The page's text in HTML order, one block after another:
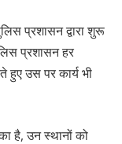
प्रशासन द्वारा शुरू
प्रशासन हर
हुए उस पर कार्य भी
है, उन स्थानों को